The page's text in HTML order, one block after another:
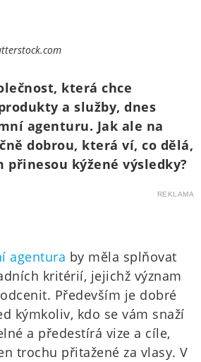
která chce
a služby, dnes
agenturu. Jak ale na
dobrou, která ví, co dělá,
přinesou kýžené výsledky?
REKLAMA
agentura by měla splňovat
kritérií, jejichž význam
Především je dobré
kýmkoliv, kdo se vám snaží
a předestírá vize a cíle,
trochu přitažené za vlasy. V